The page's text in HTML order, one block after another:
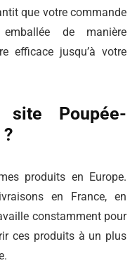
que votre commande
de manière
efficace jusqu’à votre
Poupée-
produits en Europe.
en France, en
constamment pour
ces produits à un plus